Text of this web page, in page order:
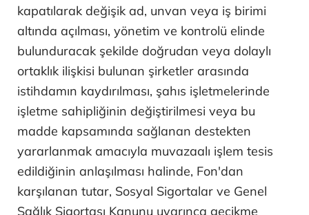
kapatılarak değişik ad, unvan veya iş birimi
altında açılması, yönetim ve kontrolü elinde
bulunduracak şekilde doğrudan veya dolaylı
ortaklık ilişkisi bulunan şirketler arasında
istihdamın kaydırılması, şahıs işletmelerinde
işletme sahipliğinin değiştirilmesi veya bu
madde kapsamında sağlanan destekten
yararlanmak amacıyla muvazaalı işlem tesis
edildiğinin anlaşılması halinde, Fon'dan
karşılanan tutar, Sosyal Sigortalar ve Genel
Sağlık Sigortası Kanunu uyarınca gecikme